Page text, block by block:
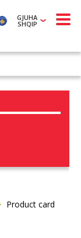
GJUHA
SHQIP
Product card